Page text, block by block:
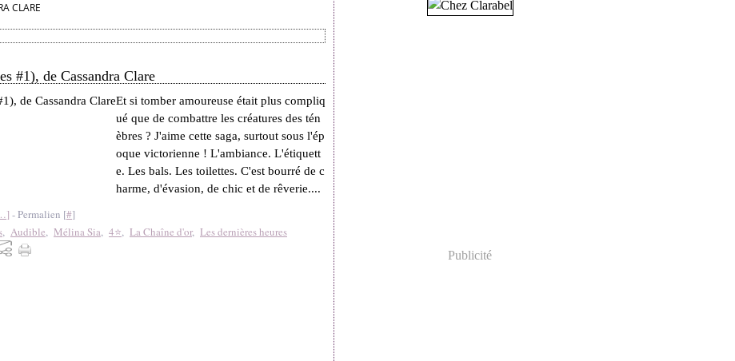
CLARE
#1), de Cassandra Clare
Et si tomber amoureuse était plus compliq
ué que de combattre les créatures des tén
èbres ? J'aime cette saga, surtout sous l'ép
oque victorienne ! L'ambiance. L'étiquett
e. Les bals. Les toilettes. C'est bourré de c
harme, d'évasion, de chic et de rêverie....
] - Permalien [#]
, Audible, Mélina Sia, 4⭐, La Chaîne d'or, Les dernières heures
Publicité